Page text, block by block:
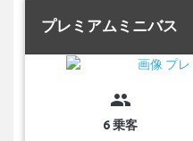
プレミアムミニバス
group
6 乗客